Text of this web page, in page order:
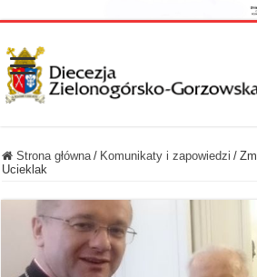
Strona główna / Komunikaty i zapowiedzi /
Ucieklak